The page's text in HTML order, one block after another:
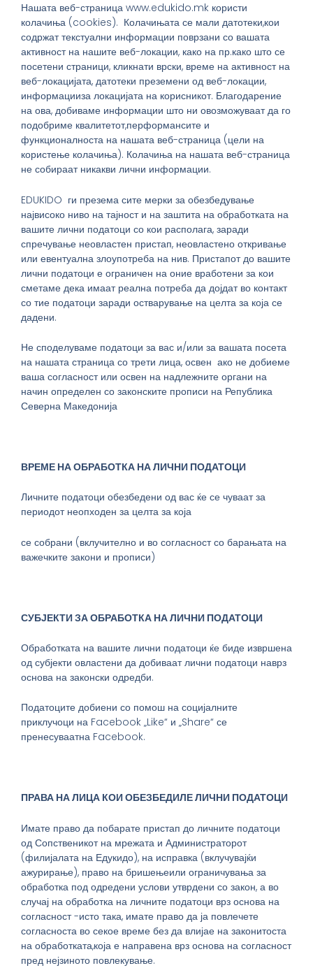
Нашата веб-страница www.edukido.mk користи
колачиња (cookies). Колачињата се мали датотеки,кои
содржат текстуални информации поврзани со вашата
активност на нашите веб-локации, како на пр.како што се
посетени страници, кликнати врски, време на активност на
веб-локацијата, датотеки преземени од веб-локации,
информацииза локацијата на корисникот. Благодарение
на ова, добиваме информации што ни овозможуваат да го
подобриме квалитетот,перформансите и
функционалноста на нашата веб-страница (цели на
користење колачиња). Колачиња на нашата веб-страница
не собираат никакви лични информации.
EDUKIDO ги презема сите мерки за обезбедување
највисоко ниво на тајност и на заштита на обработката на
вашите лични податоци со кои располага, заради
спречување неовластен пристап, неовластено откривање
или евентуална злоупотреба на нив. Пристапот до вашите
лични податоци е ограничен на оние вработени за кои
сметаме дека имаат реална потреба да дојдат во контакт
со тие податоци заради остварување на целта за која се
дадени.
Не споделуваме податоци за вас и/или за вашата посета
на нашата страница со трети лица, освен ако не добиеме
ваша согласност или освен на надлежните органи на
начин определен со законските прописи на Република
Северна Македонија
ВРЕМЕ НА ОБРАБОТКА НА ЛИЧНИ ПОДАТОЦИ
Личните податоци обезбедени од вас ќе се чуваат за
периодот неопходен за целта за која
се собрани (вклучително и во согласност со барањата на
важечките закони и прописи)
СУБЈЕКТИ ЗА ОБРАБОТКА НА ЛИЧНИ ПОДАТОЦИ
Обработката на вашите лични податоци ќе биде извршена
од субјекти овластени да добиваат лични податоци наврз
основа на законски одредби.
Податоците добиени со помош на социјалните
приклучоци на Facebook „Like“ и „Share“ се
пренесуваатна Facebook.
ПРАВА НА ЛИЦА КОИ ОБЕЗБЕДИЛЕ ЛИЧНИ ПОДАТОЦИ
Имате право да побарате пристап до личните податоци
од Сопственикот на мрежата и Администраторот
(филијалата на Едукидо), на исправка (вклучувајќи
ажурирање), право на бришењеили ограничувања за
обработка под одредени услови утврдени со закон, а во
случај на обработка на личните податоци врз основа на
согласност -исто така, имате право да ја повлечете
согласноста во секое време без да влијае на законитоста
на обработката,која е направена врз основа на согласност
пред нејзиното повлекување.